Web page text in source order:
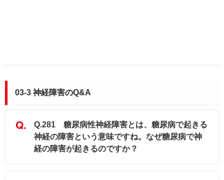
03-3 神経障害のQ&A
Q.281 糖尿病性神経障害とは、糖尿病で起きる
神経の障害という意味ですね。なぜ糖尿病で神
経の障害が起きるのですか？